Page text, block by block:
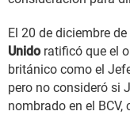
El 20 de diciembre
Unido ratificó que el
británico como el
pero no consideró si
nombrado en el